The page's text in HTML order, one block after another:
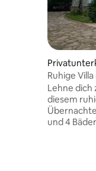
Ruhige
Lehne dich
diesem
und 4
gestaltet